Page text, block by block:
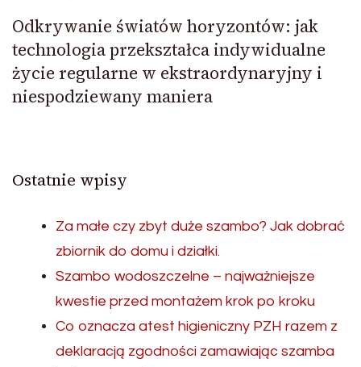
Odkrywanie światów horyzontów: jak
technologia przekształca indywidualne
życie regularne w ekstraordynaryjny i
niespodziewany maniera
Ostatnie wpisy
Za małe czy zbyt duże szambo? Jak dobrać
zbiornik do domu i działki.
Szambo wodoszczelne – najważniejsze
kwestie przed montażem krok po kroku
Co oznacza atest higieniczny PZH razem z
deklaracją zgodności zamawiając szamba